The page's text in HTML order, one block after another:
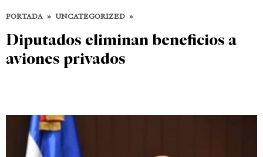
PORTADA » UNCATEGORIZED »
Diputados eliminan beneficios a
aviones privados